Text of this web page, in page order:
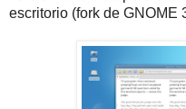
escritorio (fork de GNOME